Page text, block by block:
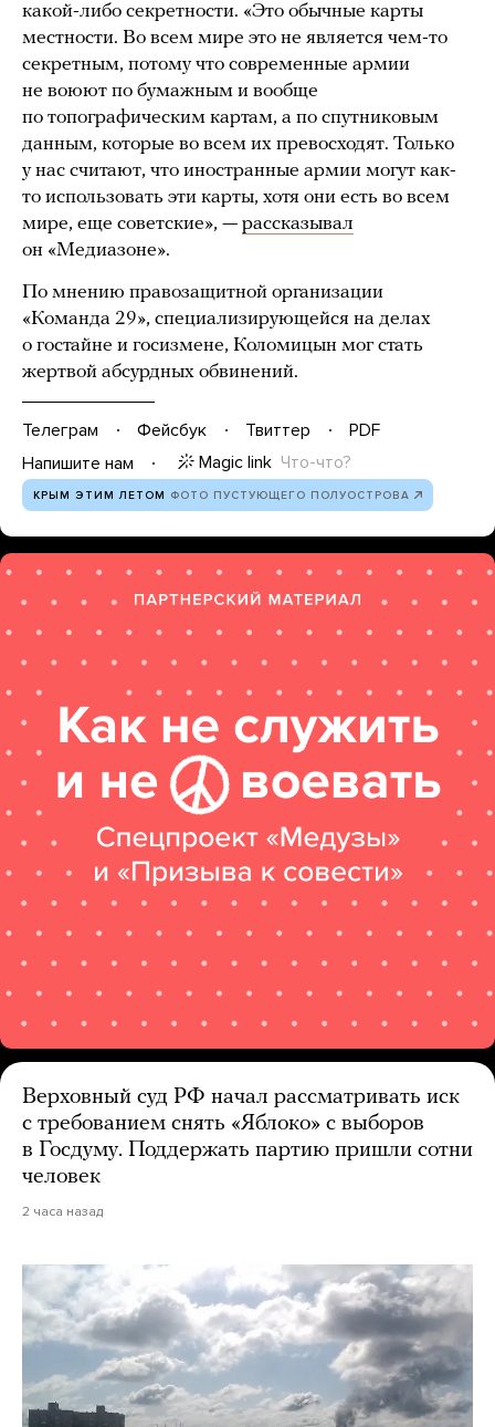
какой-либо секретности. «Это обычные карты
местности. Во всем мире это не является чем-то
секретным, потому что современные армии
не воюют по бумажным и вообще
по топографическим картам, а по спутниковым
данным, которые во всем их превосходят. Только
у нас считают, что иностранные армии могут как-
то использовать эти карты, хотя они есть во всем
мире, еще советские», — рассказывал
он «Медиазоне».
По мнению правозащитной организации
«Команда 29», специализирующейся на делах
о гостайне и госизмене, Коломицын мог стать
жертвой абсурдных обвинений.
Телеграм Фейсбук Твиттер
PDF
Напишите нам
Magic link Что-что?
КРЫМ ЭТИМ ЛЕТОМ ФОТО ПУСТУЮЩЕГО ПОЛУОСТРОВА
Верховный суд РФ начал рассматривать иск
с требованием снять «Яблоко» с выборов
в Госдуму. Поддержать партию пришли сотни
человек
2 часа назад